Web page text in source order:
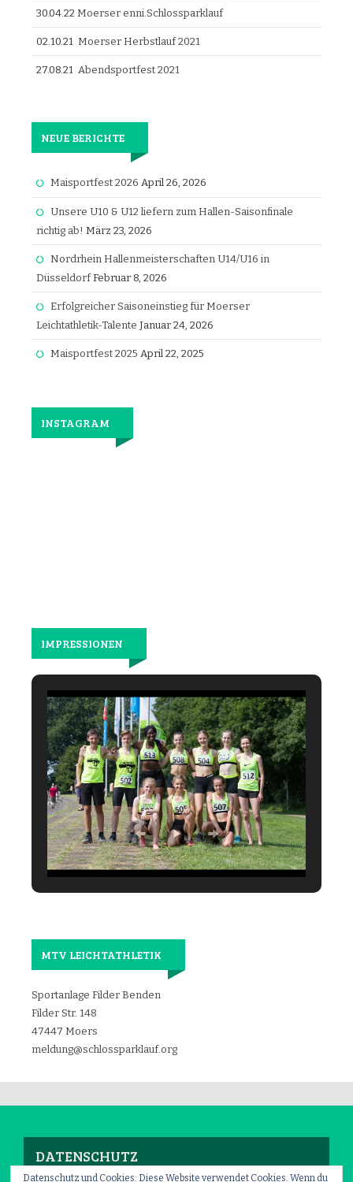
30.04.22 Moerser enni.Schlossparklauf
02.10.21 Moerser Herbstlauf 2021
27.08.21 Abendsportfest 2021
NEUE BERICHTE
Maisportfest 2026 April 26, 2026
Unsere U10 & U12 liefern zum Hallen-Saisonfinale
richtig ab! März 23, 2026
Nordrhein Hallenmeisterschaften U14/U16 in
Düsseldorf Februar 8, 2026
Erfolgreicher Saisoneinstieg für Moerser
Leichtathletik-Talente Januar 24, 2026
Maisportfest 2025 April 22, 2025
INSTAGRAM
IMPRESSIONEN
MTV LEICHTATHLETIK
Sportanlage Filder Benden
Filder Str. 148
47447 Moers
meldung@schlossparklauf.org
DATENSCHUTZ
Datenschutz und Cookies: Diese Website verwendet Cookies. Wenn du